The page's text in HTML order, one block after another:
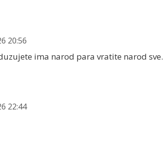
20:56
ima narod para vratite narod sve.
22:44